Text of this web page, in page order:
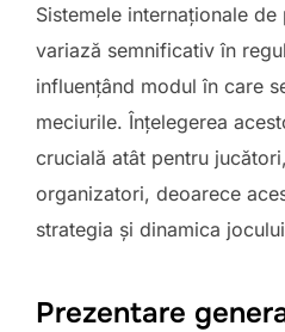
Sistemele internaționale
variază semnificativ în
influențând modul în care
meciurile. Înțelegerea
crucială atât pentru
organizatori, deoarece
strategia și dinamica
Prezentare